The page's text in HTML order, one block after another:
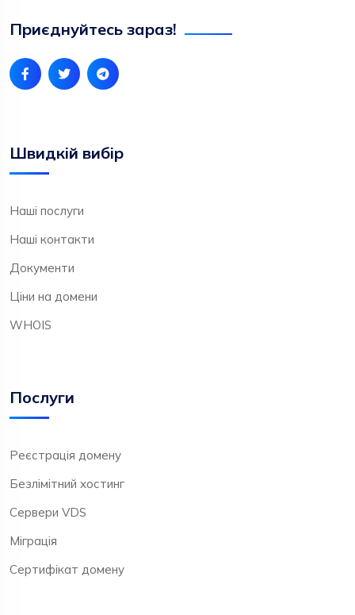
Приєднуйтесь зараз!
Швидкій вибір
Наші послуги
Наші контакти
Документи
Ціни на домени
WHOIS
Послуги
Реєстрація домену
Безлімітний хостинг
Сервери VDS
Міграція
Сертифікат домену